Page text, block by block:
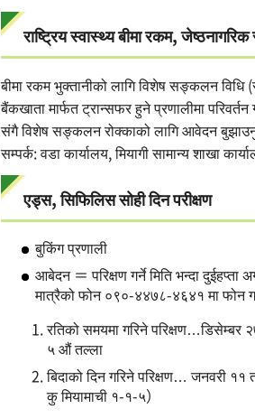
राष्ट्रिय स्वास्थ्य बीमा रकम,
बीमा रकम भुक्तानीको लागि विशेष सङ्कलन विधि
बैंकखाता मार्फत ट्रान्सफर हुने प्रणालीमा
संगै विशेष सङ्कलन रोक्काको लागि आवेदन
सम्पर्क: वडा कार्यालय, मियागी सामान्य शाखा
एड्स, सिफिलिस सोही दिन परीक्षण
बुकिंग प्रणाली
आबेदन ＝ परिक्षण गर्ने मिति भन्दा
मात्रैको फोन ०९०-४४७८-४६४१ मा फोन
रतिको समयमा गरिने
५ औं तल्ला
बिदाको दिन गरिने परिक्षण… जनवरी
कु मियामाची १-१-५）